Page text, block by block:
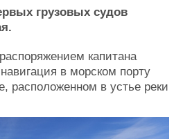
площадка
объявлений
Оборудование
Изделия
грузовых судов
капитана
в морском порту
расположенном в устье реки